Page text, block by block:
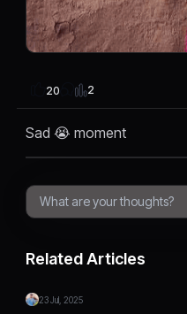
20 2
Sad 😭 moment
Related Articles
23 Jul, 2025